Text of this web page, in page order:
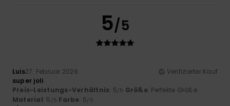
5/5
Luis27. Februar 2026
Verifizierter Kauf
super joli
Preis-Leistungs-Verhältnis: 5/5 Größe: Perfekte Größe
Material: 5 /5 Farbe: 5/5